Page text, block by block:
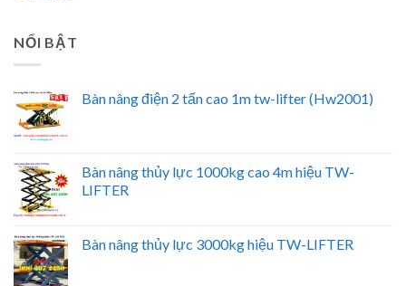
NỔI BẬT
Bàn nâng điện 2 tấn cao 1m tw-lifter (Hw2001)
Bàn nâng thủy lực 1000kg cao 4m hiệu TW-
LIFTER
Bàn nâng thủy lực 3000kg hiệu TW-LIFTER